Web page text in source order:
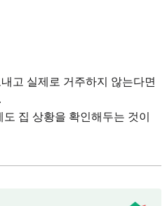
고 실제로 거주하지 않는다면
집 상황을 확인해두는 것이